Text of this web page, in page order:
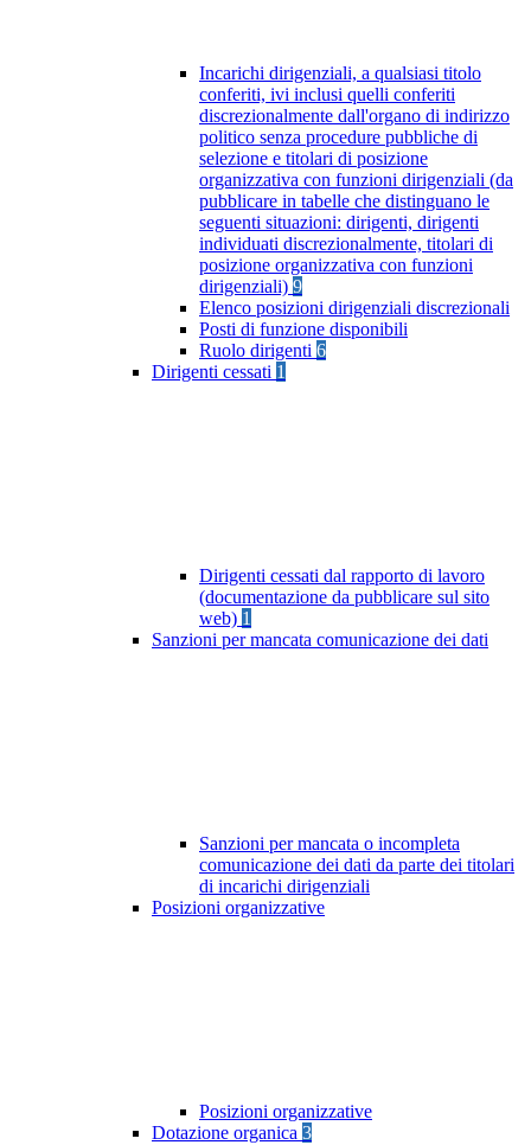
Incarichi dirigenziali, a qualsiasi titolo
conferiti, ivi inclusi quelli conferiti
discrezionalmente dall'organo di indirizzo
politico senza procedure pubbliche di
selezione e titolari di posizione
organizzativa con funzioni dirigenziali (da
pubblicare in tabelle che distinguano le
seguenti situazioni: dirigenti, dirigenti
individuati discrezionalmente, titolari di
posizione organizzativa con funzioni
dirigenziali) 9
Elenco posizioni dirigenziali discrezionali
Posti di funzione disponibili
Ruolo dirigenti 6
Dirigenti cessati 1
Dirigenti cessati dal rapporto di lavoro
(documentazione da pubblicare sul sito
web) 1
Sanzioni per mancata comunicazione dei dati
Sanzioni per mancata o incompleta
comunicazione dei dati da parte dei titolari
di incarichi dirigenziali
Posizioni organizzative
Posizioni organizzative
Dotazione organica 3